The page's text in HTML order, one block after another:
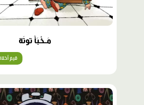
مَـخْبَأُ توتَة
قيم
محتوى
مميّز